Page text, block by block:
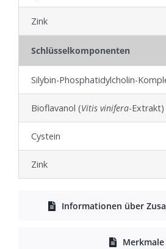
Zink
Schlüsselkomponenten
Silybin-Phosphatidylcholin-
Bioflavanol (Vitis vinifera-Extrakt)
Cystein
Zink
Informationen über
Merkmale